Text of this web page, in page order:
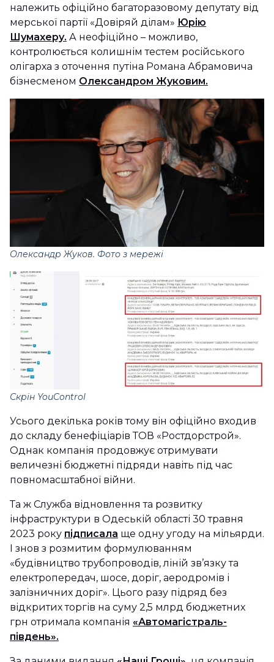
належить офіційно багаторазовому депутату від
мерської партії «Довіряй ділам» Юрію
Шумахеру. А неофіційно – можливо,
контролюється колишнім тестем російського
олігарха з оточення путіна Романа Абрамовича
бізнесменом Олександром Жуковим.
Олександр Жуков. Фото з мережі
Скрін YouControl
Усього декілька років тому він офіційно входив
до складу бенефіціарів ТОВ «Ростдорстрой».
Однак компанія продовжує отримувати
величезні бюджетні підряди навіть під час
повномасштабної війни.
Та ж Служба відновлення та розвитку
інфраструктури в Одеській області 30 травня
2023 року підписала ще одну угоду на мільярди.
І знов з розмитим формулюванням
«будівництво трубопроводів, ліній зв’язку та
електропередач, шосе, доріг, аеродромів і
залізничних доріг». Цього разу підряд без
відкритих торгів на суму 2,5 млрд бюджетних
грн отримала компанія «Автомагістраль-
південь».